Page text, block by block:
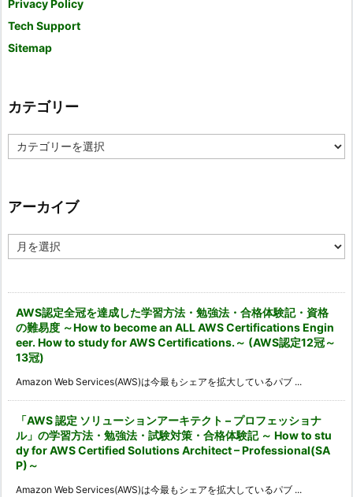
Privacy Policy
Tech Support
Sitemap
カテゴリー
テ
ー
アーカイブ
ー
AWS認定全冠を達成した学習方法・勉強法・合格体験記・資格
の難易度 ～How to become an ALL AWS Certifications Engin
eer. How to study for AWS Certifications.～ (AWS認定12冠～
13冠)
Amazon Web Services(AWS)は今最もシェアを拡大しているパブ ...
「AWS 認定 ソリューションアーキテクト – プロフェッショナ
ル」の学習方法・勉強法・試験対策・合格体験記 ～ How to stu
dy for AWS Certified Solutions Architect – Professional(SA
P)～
Amazon Web Services(AWS)は今最もシェアを拡大しているパブ ...